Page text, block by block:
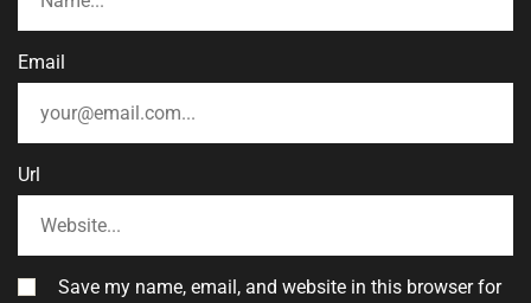
Email
Url
Save my name, email, and website in this browser for